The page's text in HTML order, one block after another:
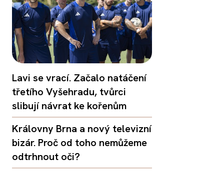
Lavi se vrací. Začalo natáčení
třetího Vyšehradu, tvůrci
slibují návrat ke kořenům
Královny Brna a nový televizní
bizár. Proč od toho nemůžeme
odtrhnout oči?